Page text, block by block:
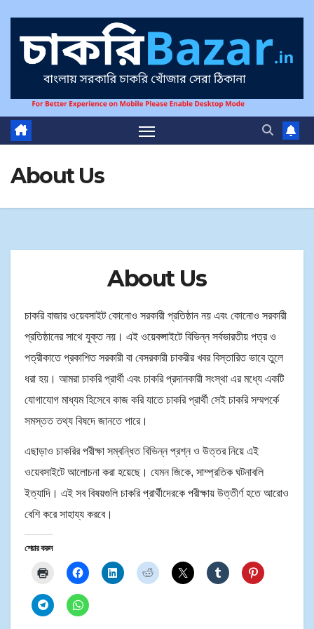
About Us
About Us
চাকরি বাজার ওয়েবসাইট কোনোও সরকারী প্রতিষ্ঠান নয় এবং কোনোও সরকারী
প্রতিষ্ঠানের সাথে যুক্ত নয়। এই ওয়েবপ্সাইটে বিভিন্ন সর্বভারতীয় পত্র ও
পত্রীকাতে প্রকাশিত সরকারী বা বেসরকারী চাকরীর খবর বিস্তারিত ভাবে তুলে
ধরা হয়। আমরা চাকরি প্রার্থী এবং চাকরি প্রদানকারী সংস্থা এর মধ্যে একটি
যোগাযোগ মাধ্যম হিসেবে কাজ করি যাতে চাকরি প্রার্থী সেই চাকরি সম্মপর্কে
সমস্তত তথ্য বিষদে জানতে পারে।
এছাড়াও চাকরির পরীক্ষা সম্বন্ধিত বিভিন্ন প্রশ্ন ও উত্তর নিয়ে এই
ওয়েবসাইটে আলোচনা করা হয়েছে। যেমন জিকে, সাম্প্রতিক ঘটনাবলি
ইত্যাদি। এই সব বিষয়গুলি চাকরি প্রার্থীদেরকে পরীক্ষায় উত্তীর্ণ হতে আরোও
বেশি করে সাহায্য করবে।
শেয়ার করুন